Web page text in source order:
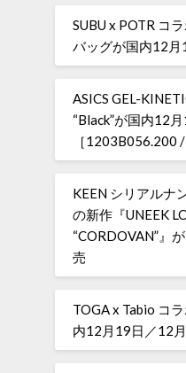
SUBU x POTR コ
バッグが国内12月
ASICS GEL-
“Black”が国内12
［1203B056.200
KEEN シリアルナ
の新作『UNEEK
“CORDOVAN”』
売
TOGA x Tabio コ
内12月19日／12